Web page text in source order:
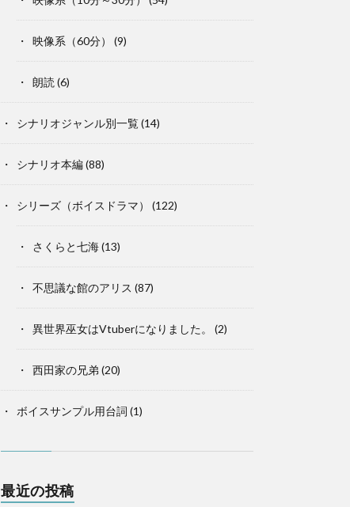
映像系（60分） (9)
朗読 (6)
シナリオジャンル別一覧(14)
シナリオ本編(88)
シリーズ（ボイスドラマ） (122)
さくらと七海(13)
不思議な館のアリス (87)
異世界巫女はVtuberになりました。 (2)
西田家の兄弟 (20)
ボイスサンプル用台詞 (1)
最近の投稿